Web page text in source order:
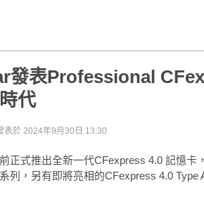
發表Professional
代
表於 2024年9月30日 13:30
正式推出全新一代CFexpress 4.0 記憶卡
列，另有即將亮相的CFexpress 4.0 Type